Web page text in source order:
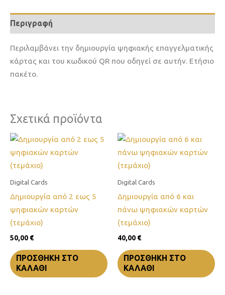
Περιγραφή
Περιλαμβάνει την δημιουργία ψηφιακής επαγγελματικής
κάρτας και του κωδικού QR που οδηγεί σε αυτήν. Ετήσιο
πακέτο.
Σχετικά προϊόντα
Digital Cards
Δημιουργία από 2 εως 5
ψηφιακών καρτών
(τεμάχιο)
50,00 €
ΠΡΟΣΘΉΚΗ ΣΤΟ
ΚΑΛΆΘΙ
Digital Cards
Δημιουργία από 6 και
πάνω ψηφιακών καρτών
(τεμάχιο)
40,00 €
ΠΡΟΣΘΉΚΗ ΣΤΟ
ΚΑΛΆΘΙ